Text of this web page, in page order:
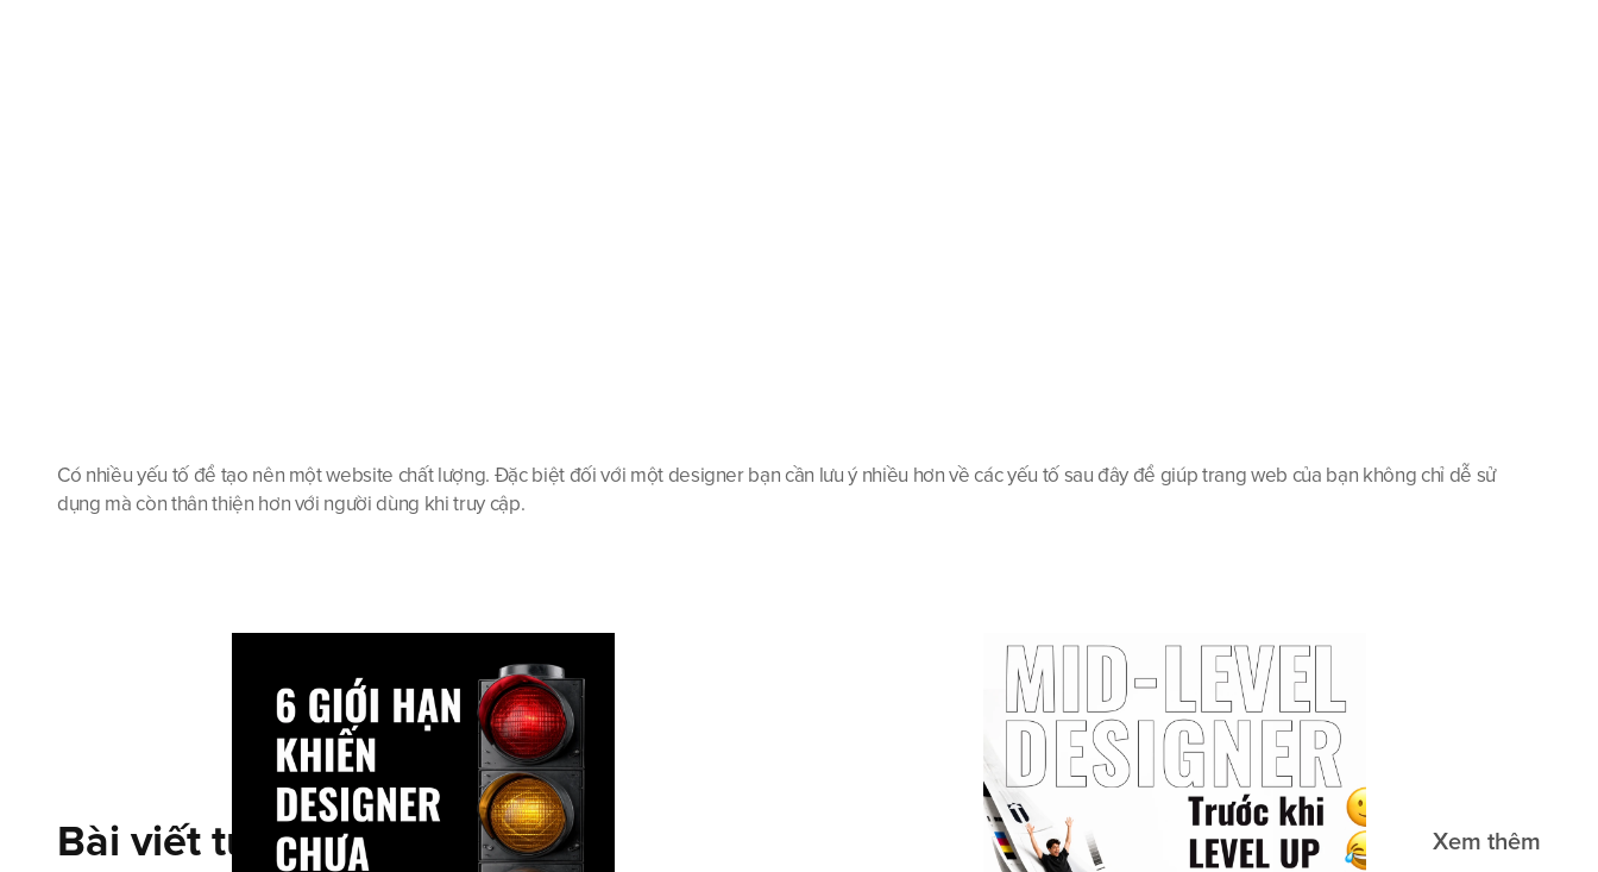
Có nhiều yếu tố để tạo nên một website chất lượng. Đặc biệt đối với một designer bạn cần lưu ý nhiều hơn về các yếu tố sau đây để giúp trang web của bạn không chỉ dễ sử
dụng mà còn thân thiện hơn với người dùng khi truy cập.
Bài viết tương tự Xem thêm